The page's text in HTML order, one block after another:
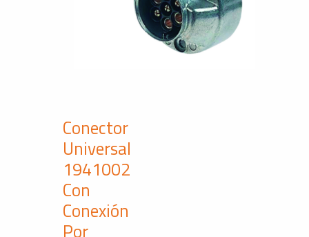
Conector
Universal
1941002
Con
Conexión
Por